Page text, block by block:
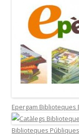
Epergam Biblioteques
Biblioteques